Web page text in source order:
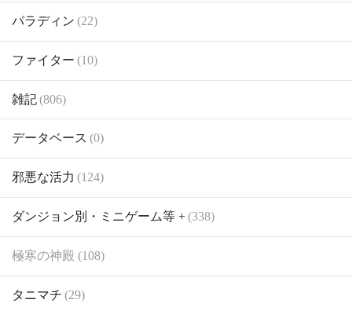
パラディン (22)
ファイター (10)
雑記(806)
データベース (0)
邪悪な活力 (124)
ダンジョン別・ミニゲーム等 +(338)
極寒の神殿 (108)
タニマチ (29)